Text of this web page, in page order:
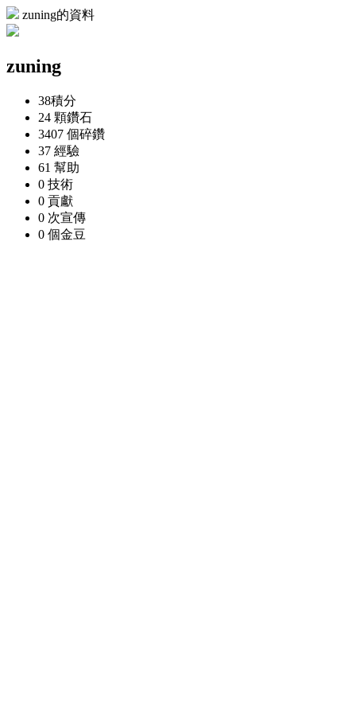
zuning的資料
zuning
38積分
24 顆鑽石
3407 個碎鑽
37 經驗
61 幫助
0 技術
0 貢獻
0 次宣傳
0 個金豆